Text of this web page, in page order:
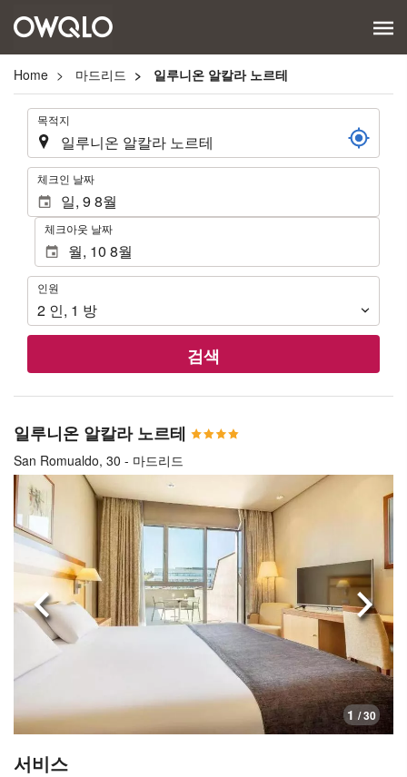
Home 마드리드 일루니온 알칼라 노르테
. 목적지
. 체크인 날짜
체크아웃 날짜
인
원
인원
2 인, 1 방
검색
일루니온 알칼라 노르테
San Romualdo, 30 - 마드리드
1 / 30
이전으로 다음
서비스